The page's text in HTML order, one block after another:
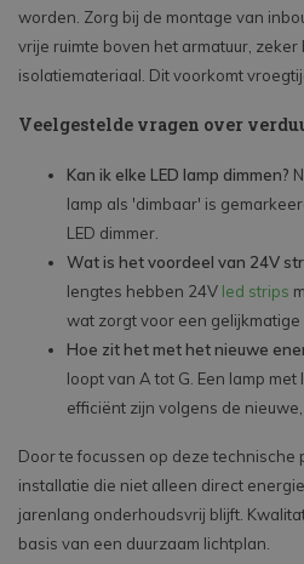
worden. Zorg bij de montage van
vrije ruimte boven het armatuur, zeker
isolatiemateriaal. Dit voorkomt
Veelgestelde vragen over
Kan ik elke LED lamp dimmen?
lamp als 'dimbaar' is
LED dimmer.
Wat is het voordeel van 24V
lengtes hebben 24V led strips
wat zorgt voor een gelijkmatige
Hoe zit het met het nieuwe
loopt van A tot G. Een lamp
efficiënt zijn volgens de
Door te focussen op deze technische
installatie die niet alleen direct
jarenlang onderhoudsvrij blijft.
basis van een duurzaam lichtplan.